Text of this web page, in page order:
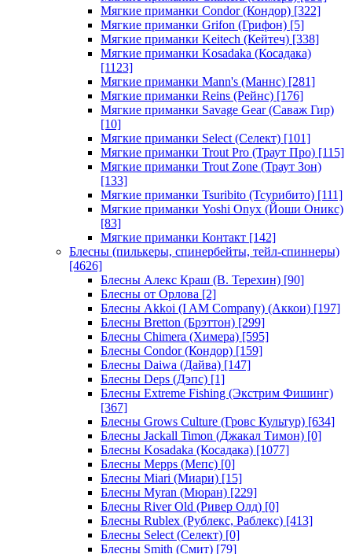
Мягкие приманки Condor (Кондор) [322]
Мягкие приманки Grifon (Грифон) [5]
Мягкие приманки Keitech (Кейтеч) [338]
Мягкие приманки Kosadaka (Косадака)
[1123]
Мягкие приманки Mann's (Маннс) [281]
Мягкие приманки Reins (Рейнс) [176]
Мягкие приманки Savage Gear (Саваж Гир)
[10]
Мягкие приманки Select (Селект) [101]
Мягкие приманки Trout Pro (Траут Про) [115]
Мягкие приманки Trout Zone (Траут Зон)
[133]
Мягкие приманки Tsuribito (Тсурибито) [111]
Мягкие приманки Yoshi Onyx (Йоши Оникс)
[83]
Мягкие приманки Контакт [142]
Блесны (пилькеры, спинербейты, тейл-спиннеры)
[4626]
Блесны Алекс Краш (В. Терехин) [90]
Блесны от Орлова [2]
Блесны Akkoi (I AM Company) (Аккои) [197]
Блесны Bretton (Брэттон) [299]
Блесны Chimera (Химера) [595]
Блесны Condor (Кондор) [159]
Блесны Daiwa (Дайва) [147]
Блесны Deps (Дэпс) [1]
Блесны Extreme Fishing (Экстрим Фишинг)
[367]
Блесны Grows Culture (Гровс Культур) [634]
Блесны Jackall Timon (Джакал Тимон) [0]
Блесны Kosadaka (Косадака) [1077]
Блесны Mepps (Мепс) [0]
Блесны Miari (Миари) [15]
Блесны Myran (Мюран) [229]
Блесны River Old (Ривер Олд) [0]
Блесны Rublex (Рублекс, Раблекс) [413]
Блесны Select (Селект) [0]
Блесны Smith (Смит) [79]